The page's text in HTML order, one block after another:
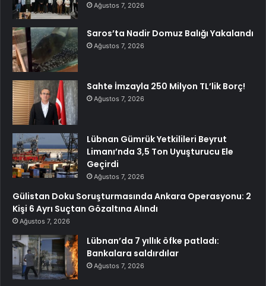
Ağustos 7, 2026
Saros’ta Nadir Domuz Balığı Yakalandı
Ağustos 7, 2026
Sahte İmzayla 250 Milyon TL’lik Borç!
Ağustos 7, 2026
Lübnan Gümrük Yetkilileri Beyrut
Limanı’nda 3,5 Ton Uyuşturucu Ele
Geçirdi
Ağustos 7, 2026
Gülistan Doku Soruşturmasında Ankara Operasyonu: 2
Kişi 6 Ayrı Suçtan Gözaltına Alındı
Ağustos 7, 2026
Lübnan’da 7 yıllık öfke patladı:
Bankalara saldırdılar
Ağustos 7, 2026